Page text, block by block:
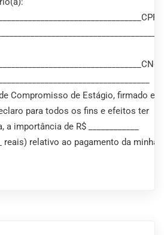
Compromisso de Estágio, firmado em
declaro para todos os fins e efeitos ter
importância de R$ ____________
reais) relativo ao pagamento da minha…